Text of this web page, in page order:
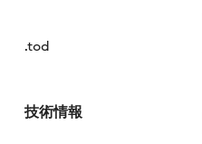
.tod
技術情報